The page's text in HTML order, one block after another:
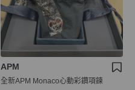
APM
全新APM Monaco心動彩鑽項鍊